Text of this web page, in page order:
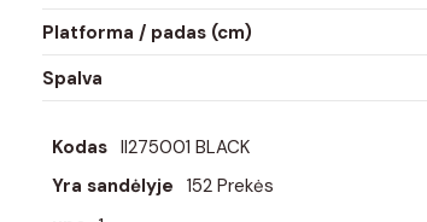
Platforma / padas (cm)
Spalva
Kodas II275001 BLACK
Yra sandėlyje 152 Prekės